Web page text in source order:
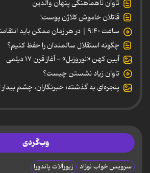
تاوان ناهماهنگی پنهان والدین
قاتلان خاموش کلاژن پوست!
ساعت ۹:۴۰ | در هر زمان ممکن باید انتقامشان را پس بدهند
چگونه استقلال سالمندان را حفظ کنیم؟
آیین کهن «نوروزبل» - آغاز قرن ۱۷ دیلمی
تاوان زیاد نشستن چیست؟
پنجره‌ای به گذشته؛ خبرنگاران، چشم بیدار
وب‌گردی
سرویس خواب نوزاد زیورآلات پاندورا